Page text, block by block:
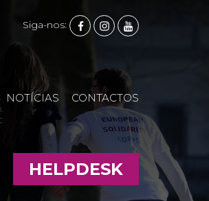
Siga-nos: FACEBOOK
INSTAGRAM
YOUTUBE
NOTÍCIAS CONTACTOS
HELPDESK